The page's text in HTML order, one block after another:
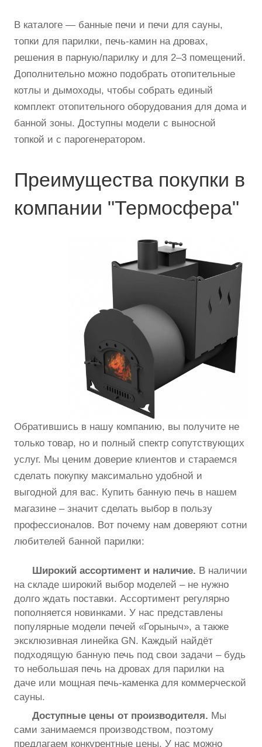
В каталоге — банные печи и печи для сауны,
топки для парилки, печь-камин на дровах,
решения в парную/парилку и для 2–3 помещений.
Дополнительно можно подобрать отопительные
котлы и дымоходы, чтобы собрать единый
комплект отопительного оборудования для дома и
банной зоны. Доступны модели с выносной
топкой и с парогенератором.
Преимущества покупки в
компании "Термосфера"
Обратившись в нашу компанию, вы получите не
только товар, но и полный спектр сопутствующих
услуг. Мы ценим доверие клиентов и стараемся
сделать покупку максимально удобной и
выгодной для вас. Купить банную печь в нашем
магазине – значит сделать выбор в пользу
профессионалов. Вот почему нам доверяют сотни
любителей банной парилки:
Широкий ассортимент и наличие. В наличии
на складе широкий выбор моделей – не нужно
долго ждать поставки. Ассортимент регулярно
пополняется новинками. У нас представлены
популярные модели печей «Горыныч», а также
эксклюзивная линейка GN. Каждый найдёт
подходящую банную печь под свои задачи – будь
то небольшая печь на дровах для парилки на
даче или мощная печь-каменка для коммерческой
сауны.
Доступные цены от производителя. Мы
сами занимаемся производством, поэтому
предлагаем конкурентные цены. У нас можно